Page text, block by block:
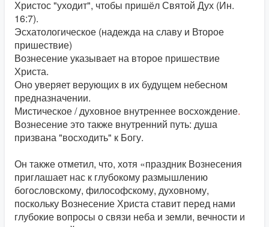
Христос "уходит", чтобы пришёл Святой Дух (Ин.
16:7).
Эсхатологическое (надежда на славу и Второе
пришествие)
Вознесение указывает на второе пришествие
Христа.
Оно уверяет верующих в их будущем небесном
предназначении.
Мистическое / духовное внутреннее восхождение.
Вознесение это также внутренний путь: душа
призвана "восходить" к Богу.
Он также отметил, что, хотя «праздник Вознесения
приглашает нас к глубокому размышлению
богословскому, философскому, духовному,
поскольку Вознесение Христа ставит перед нами
глубокие вопросы о связи неба и земли, вечности и